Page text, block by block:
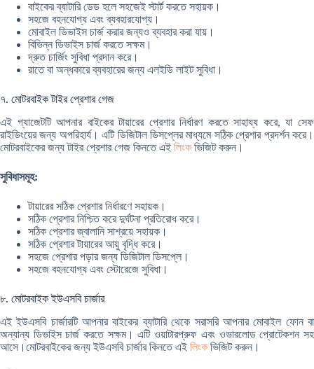
বাইকের ব্যাটারি ডেড হলে সহজেই স্টার্ট করতে সহায়ক।
সহজে বহনযোগ্য এবং ব্যবহারযোগ্য।
মোবাইল ডিভাইস চার্জ করার জন্যও ব্যবহার করা যায়।
বিভিন্ন ডিভাইস চার্জ করতে সক্ষম।
দ্রুত চার্জিং সুবিধা প্রদান করে।
রাতে বা অন্ধকারে ব্যবহারের জন্য এলইডি লাইট সুবিধা।
৭. মোটরবাইক টাইর প্রেশার গেজ
এই গ্যাজেটটি আপনার বাইকের টায়ারের প্রেশার নির্ধারণ করতে সাহায্য করে, যা সেফ
রাইডিংয়ের জন্য অপরিহার্য। এটি ডিজিটাল ডিসপ্লের মাধ্যমে সঠিক প্রেশার প্রদর্শন করে।
মোটরবাইকের জন্য টাইর প্রেশার গেজ কিনতে এই লিংক ভিজিট করুন।
সুবিধাসমূহ:
টায়ারের সঠিক প্রেশার নির্ধারণে সহায়ক।
সঠিক প্রেশার নিশ্চিত করে দুর্ঘটনা প্রতিরোধ করে।
সঠিক প্রেশার জ্বালানি সাশ্রয়ে সহায়ক।
সঠিক প্রেশার টায়ারের আয়ু বৃদ্ধি করে।
সহজে প্রেশার পড়ার জন্য ডিজিটাল ডিসপ্লে।
সহজে বহনযোগ্য এবং স্টোরেজে সুবিধা।
৮. মোটরবাইক ইউএসবি চার্জার
এই ইউএসবি চার্জারটি আপনার বাইকের ব্যাটারি থেকে সরাসরি আপনার মোবাইল ফোন বা
অন্যান্য ডিভাইস চার্জ করতে সক্ষম। এটি ওয়াটারপ্রুফ এবং ওভারলোড প্রোটেকশন সহ
আসে।মোটরবাইকের জন্য ইউএসবি চার্জার কিনতে এই লিংক ভিজিট করুন।